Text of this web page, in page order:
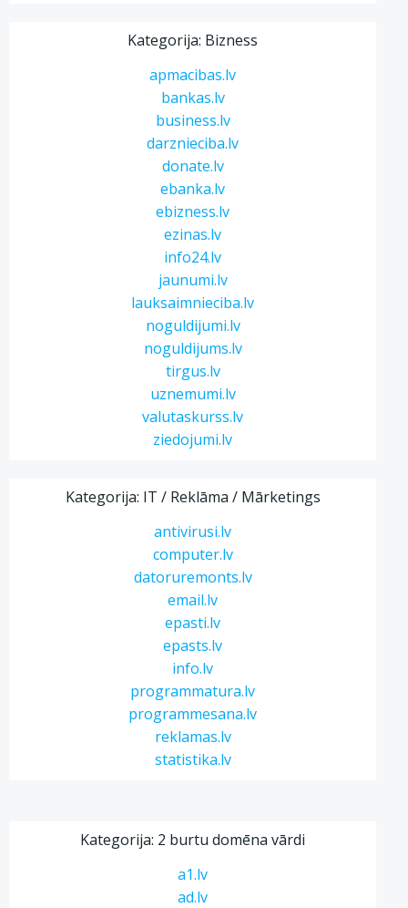
Kategorija: Bizness
apmacibas.lv
bankas.lv
business.lv
darznieciba.lv
donate.lv
ebanka.lv
ebizness.lv
ezinas.lv
info24.lv
jaunumi.lv
lauksaimnieciba.lv
noguldijumi.lv
noguldijums.lv
tirgus.lv
uznemumi.lv
valutaskurss.lv
ziedojumi.lv
Kategorija: IT / Reklāma / Mārketings
antivirusi.lv
computer.lv
datoruremonts.lv
email.lv
epasti.lv
epasts.lv
info.lv
programmatura.lv
programmesana.lv
reklamas.lv
statistika.lv
Kategorija: 2 burtu domēna vārdi
a1.lv
ad.lv